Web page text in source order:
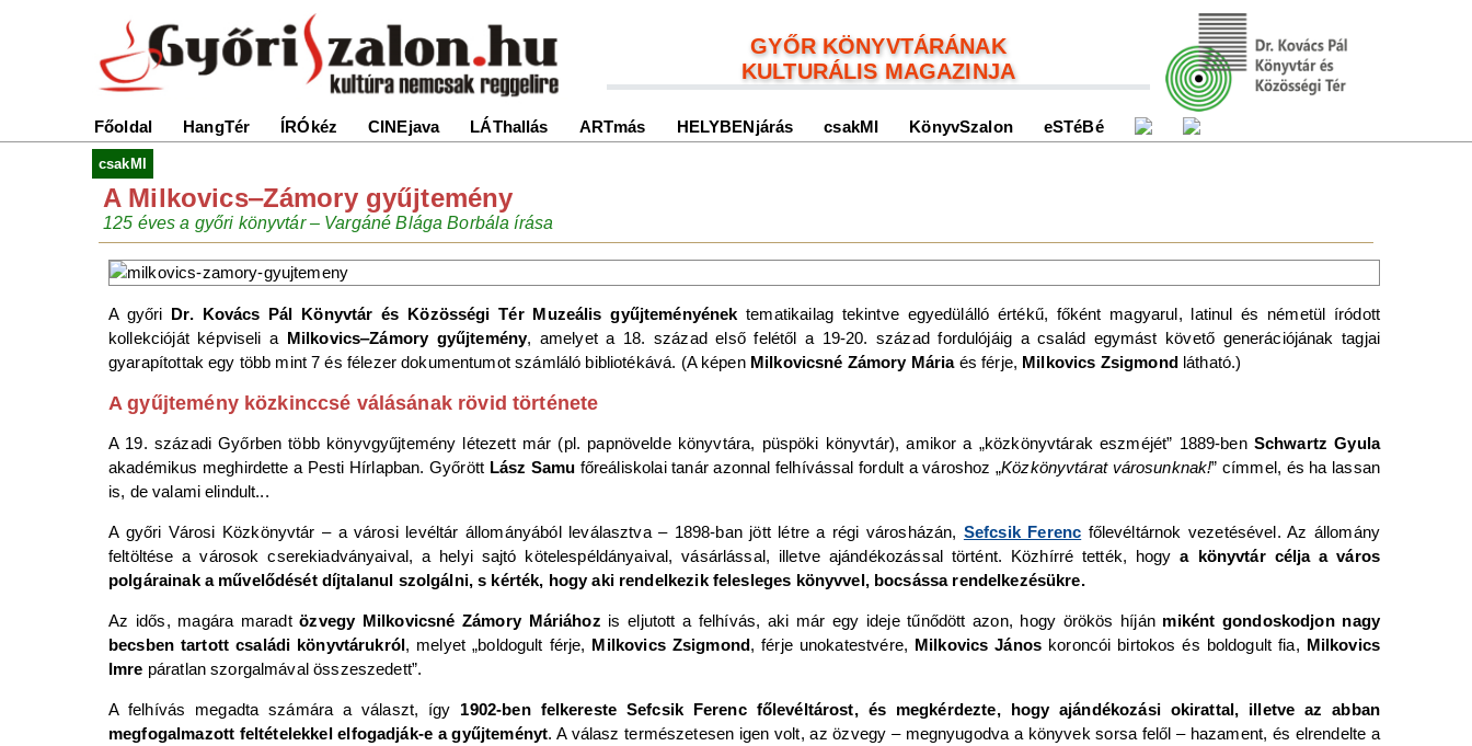
GYŐR KÖNYVTÁRÁNAK
KULTURÁLIS MAGAZINJA
Főoldal HangTér ÍRÓkéz CINEjava LÁThallás ARTmás HELYBENjárás csakMI KönyvSzalon eSTéBé
csakMI
A Milkovics‒Zámory gyűjtemény
125 éves a győri könyvtár – Vargáné Blága Borbála írása
A győri Dr. Kovács Pál Könyvtár és Közösségi Tér Muzeális gyűjteményének tematikailag tekintve egyedülálló értékű, főként magyarul, latinul és németül íródott
kollekcióját képviseli a Milkovics‒Zámory gyűjtemény, amelyet a 18. század első felétől a 19-20. század fordulójáig a család egymást követő generációjának tagjai
gyarapítottak egy több mint 7 és félezer dokumentumot számláló bibliotékává. (A képen Milkovicsné Zámory Máriaés férje, Milkovics Zsigmondlátható.)
A gyűjtemény közkinccsé válásának rövid története
A 19. századi Győrben több könyvgyűjtemény létezett már (pl. papnövelde könyvtára, püspöki könyvtár), amikor a „közkönyvtárak eszméjét” 1889-ben Schwartz Gyula
akadémikus meghirdette a Pesti Hírlapban. Győrött Lász Samu főreáliskolai tanár azonnal felhívással fordult a városhoz „Közkönyvtárat városunknak!” címmel, és ha lassan
is, de valami elindult...
A győri Városi Közkönyvtár – a városi levéltár állományából leválasztva – 1898-ban jött létre a régi városházán, Sefcsik Ferenc főlevéltárnok vezetésével. Az állomány
feltöltése a városok cserekiadványaival, a helyi sajtó kötelespéldányaival, vásárlással, illetve ajándékozással történt. Közhírré tették, hogya könyvtár célja a város
polgárainak a művelődését díjtalanul szolgálni, s kérték, hogy aki rendelkezik felesleges könyvvel, bocsássa rendelkezésükre.
Az idős, magára maradtözvegy Milkovicsné Zámory Máriához is eljutott a felhívás, aki már egy ideje tűnődött azon, hogy örökös híján miként gondoskodjon nagy
becsben tartott családi könyvtárukról, melyet „boldogult férje, Milkovics Zsigmond, férje unokatestvére, Milkovics János koroncói birtokos és boldogult fia, Milkovics
Imre páratlan szorgalmával összeszedett”.
A felhívás megadta számára a választ, így 1902-ben felkereste Sefcsik Ferenc főlevéltárost, és megkérdezte, hogy ajándékozási okirattal, illetve az abban
megfogalmazott feltételekkel elfogadják-e a gyűjteményt. A válasz természetesen igen volt, az özvegy – megnyugodva a könyvek sorsa felől – hazament, és elrendelte a